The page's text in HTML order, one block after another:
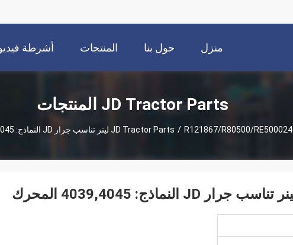
منزل حول بنا المنتجات أشرطة
JD Tractor Parts المنتجات
JD Tractor Parts / R121867/R80500/RE500024 لينر تناسب جرار JD النماذج: 4039,4045 المحرك